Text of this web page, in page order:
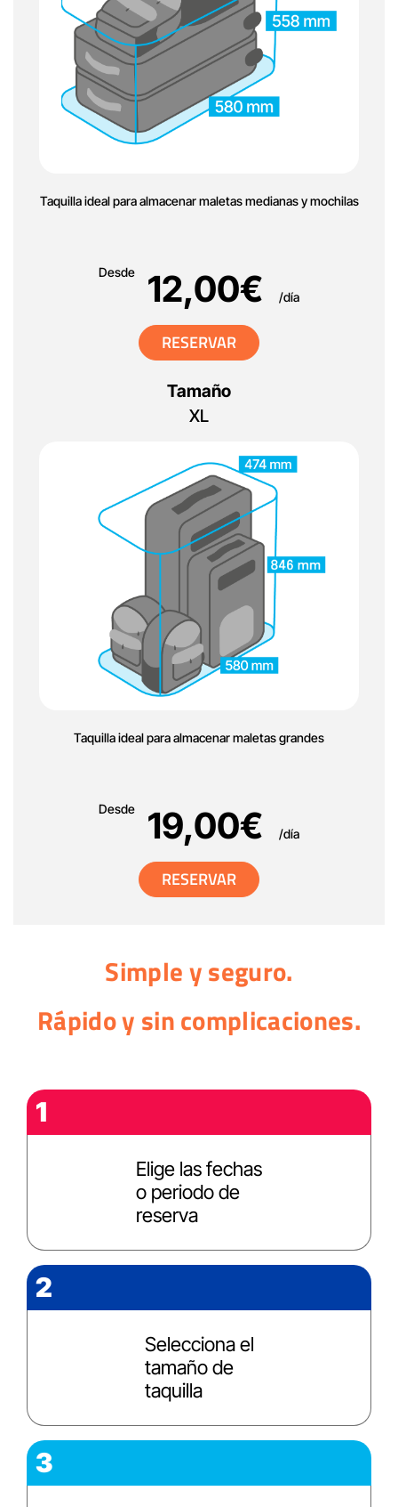
Taquilla ideal para almacenar maletas medianas y mochilas
Desde 12,00€ /día
RESERVAR
Tamaño
XL
Taquilla ideal para almacenar maletas grandes
Desde 19,00€ /día
RESERVAR
Simple y seguro.
Rápido y sin complicaciones.
1
Elige las fechas
o periodo de
reserva
2
Selecciona el
tamaño de
taquilla
3